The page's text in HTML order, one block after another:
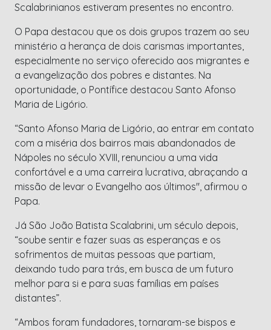
Scalabrinianos estiveram presentes no encontro.
O Papa destacou que os dois grupos trazem ao seu
ministério a herança de dois carismas importantes,
especialmente no serviço oferecido aos migrantes e
a evangelização dos pobres e distantes. Na
oportunidade, o Pontífice destacou Santo Afonso
Maria de Ligório.
“Santo Afonso Maria de Ligório, ao entrar em contato
com a miséria dos bairros mais abandonados de
Nápoles no século XVIII, renunciou a uma vida
confortável e a uma carreira lucrativa, abraçando a
missão de levar o Evangelho aos últimos", afirmou o
Papa.
Já São João Batista Scalabrini, um século depois,
“soube sentir e fazer suas as esperanças e os
sofrimentos de muitas pessoas que partiam,
deixando tudo para trás, em busca de um futuro
melhor para si e para suas famílias em países
distantes”.
“Ambos foram fundadores, tornaram-se bispos e